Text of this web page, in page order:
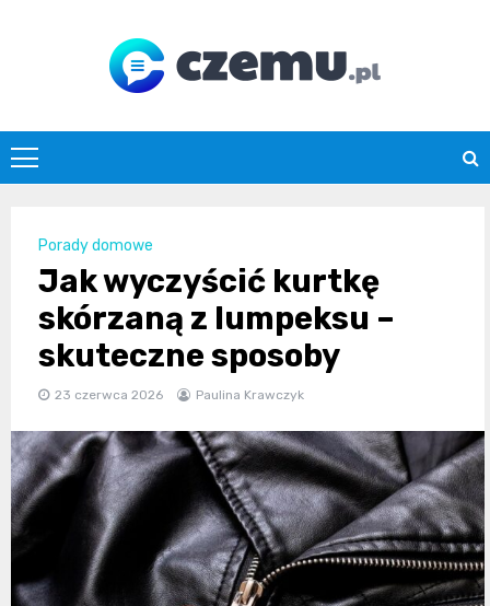
czemu.pl
Porady domowe
Jak wyczyścić kurtkę
skórzaną z lumpeksu –
skuteczne sposoby
23 czerwca 2026 Paulina Krawczyk